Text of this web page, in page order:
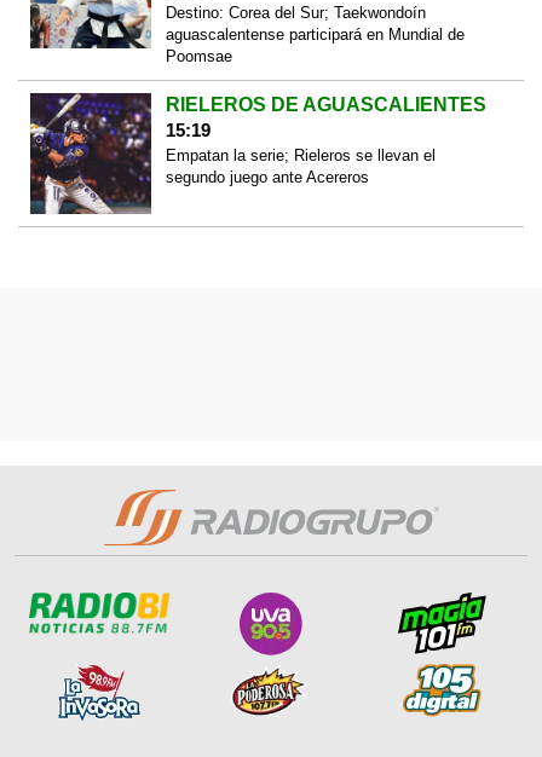
Destino: Corea del Sur; Taekwondoín
aguascalentense participará en Mundial de
Poomsae
RIELEROS DE AGUASCALIENTES
15:19
Empatan la serie; Rieleros se llevan el
segundo juego ante Acereros